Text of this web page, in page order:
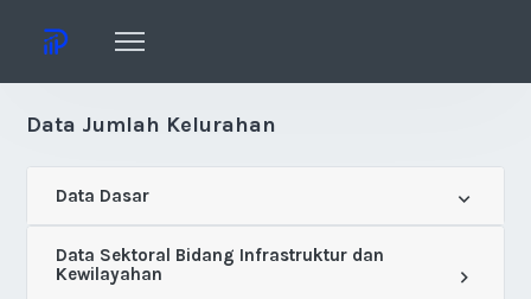
Data Jumlah Kelurahan
Data Dasar
Data Sektoral Bidang Infrastruktur dan
Kewilayahan